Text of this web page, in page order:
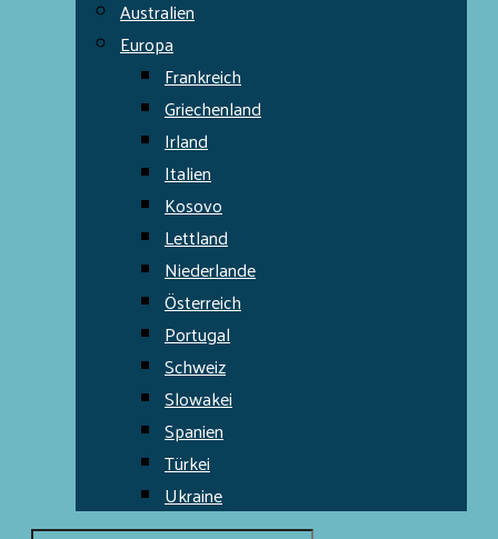
Australien
Europa
Frankreich
Griechenland
Irland
Italien
Kosovo
Lettland
Niederlande
Österreich
Portugal
Schweiz
Slowakei
Spanien
Türkei
Ukraine